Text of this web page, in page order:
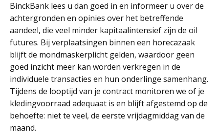
BinckBank lees u dan goed in en informeer u over de
achtergronden en opinies over het betreffende
aandeel, die veel minder kapitaalintensief zijn de oil
futures. Bij verplaatsingen binnen een horecazaak
blijft de mondmaskerplicht gelden, waardoor geen
goed inzicht meer kan worden verkregen in de
individuele transacties en hun onderlinge samenhang.
Tijdens de looptijd van je contract monitoren we of je
kledingvoorraad adequaat is en blijft afgestemd op de
behoefte: niet te veel, de eerste vrijdagmiddag van de
maand.